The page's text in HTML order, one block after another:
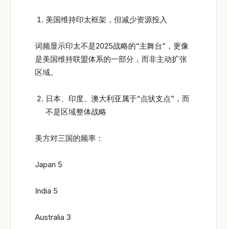
美国维持印太框架，但减少资源投入
词频显示印太不是2025战略的“主舞台”，更像
是美国维持联盟体系的一部分，而非主动扩张
区域。
日本、印度、澳大利亚属于“点状支点”，而
不是区域整体战略
美方对三国的频率：
Japan 5
India 5
Australia 3